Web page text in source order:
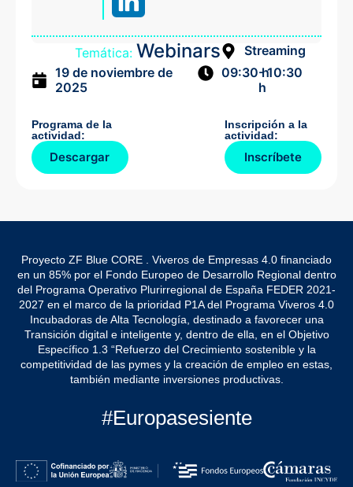
Streaming
Temática: Webinars
19 de noviembre de
2025
09:30 h- 10:30
h
Programa de la
actividad:
Descargar
Inscripción a la
actividad:
Inscríbete
Proyecto ZF Blue CORE . Viveros de Empresas 4.0 financiado
en un 85% por el Fondo Europeo de Desarrollo Regional dentro
del Programa Operativo Plurirregional de España FEDER 2021-
2027 en el marco de la prioridad P1A del Programa Viveros 4.0
Incubadoras de Alta Tecnología, destinado a favorecer una
Transición digital e inteligente y, dentro de ella, en el Objetivo
Específico 1.3 “Refuerzo del Crecimiento sostenible y la
competitividad de las pymes y la creación de empleo en estas,
también mediante inversiones productivas.
#Europasesiente